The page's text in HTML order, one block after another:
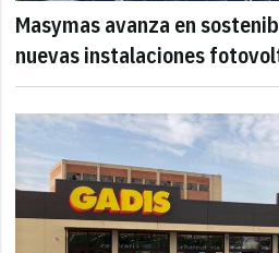
Masymas avanza en
nuevas instalaciones